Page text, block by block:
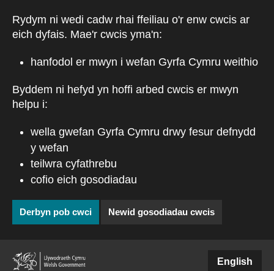
Rydym ni wedi cadw rhai ffeiliau o'r enw cwcis ar
eich dyfais. Mae'r cwcis yma'n:
hanfodol er mwyn i wefan Gyrfa Cymru weithio
Byddem ni hefyd yn hoffi arbed cwcis er mwyn
helpu i:
wella gwefan Gyrfa Cymru drwy fesur defnydd
y wefan
teilwra cyfathrebu
cofio eich gosodiadau
Derbyn pob cwci Newid gosodiadau cwcis
English